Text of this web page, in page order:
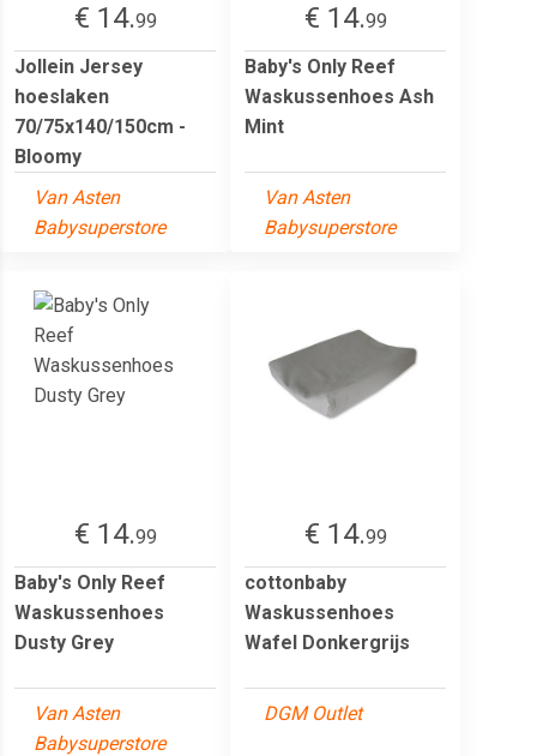
€ 14.99
Jollein Jersey
hoeslaken
70/75x140/150cm -
Bloomy
Van Asten
Babysuperstore
€ 14.99
Baby's Only Reef
Waskussenhoes Ash
Mint
Van Asten
Babysuperstore
€ 14.99
Baby's Only Reef
Waskussenhoes
Dusty Grey
Van Asten
Babysuperstore
€ 14.99
cottonbaby
Waskussenhoes
Wafel Donkergrijs
DGM Outlet